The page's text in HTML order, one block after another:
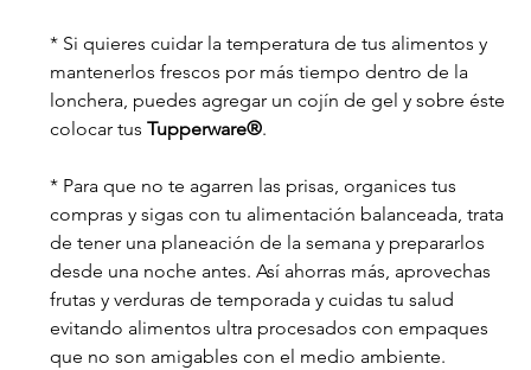
* Si quieres cuidar la temperatura de tus alimentos y
mantenerlos frescos por más tiempo dentro de la
lonchera, puedes agregar un cojín de gel y sobre éste
colocar tus Tupperware®.
* Para que no te agarren las prisas, organices tus
compras y sigas con tu alimentación balanceada, trata
de tener una planeación de la semana y prepararlos
desde una noche antes. Así ahorras más, aprovechas
frutas y verduras de temporada y cuidas tu salud
evitando alimentos ultra procesados con empaques
que no son amigables con el medio ambiente.